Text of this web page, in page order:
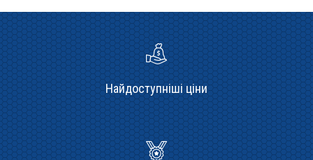
Найдоступніші ціни